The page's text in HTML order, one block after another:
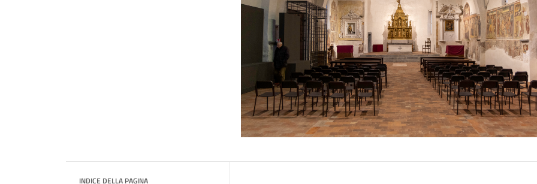
INDICE DELLA PAGINA